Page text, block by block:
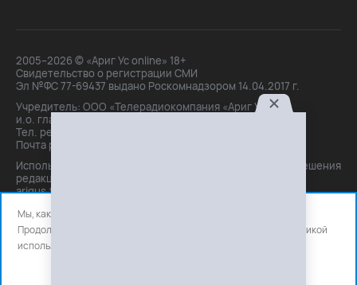
2005–2026 © «Ариг Ус online» 18+
Свидетельство о регистрации СМИ
Эл №ФС 77-69437 выдано Роскомнадзором 14.04.2017 г.
Учредитель: ООО «Телерадиокомпания «Ариг Ус»,
и.о. главного редактора: Маханова О.Б.
Тел. peдakции: +7(3012)21-30-14,
Почта peдakции: editor@arigus.tv
Использование материалов только с письменного разрешения
редакции. При цитировании прямая активная ссылка на
arigus.tv обязательна.
Мы, как и все используем файлы cookie и сервисы аналитики.
Продолжая использовать сайт, вы соглашаетесь с нашей
политикой
использования